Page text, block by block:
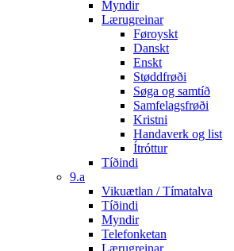
Myndir
Lærugreinar
Føroyskt
Danskt
Enskt
Støddfrøði
Søga og samtíð
Samfelagsfrøði
Kristni
Handaverk og list
Ítróttur
Tíðindi
9.a
Vikuætlan / Tímatalva
Tíðindi
Myndir
Telefonketan
Lærugreinar